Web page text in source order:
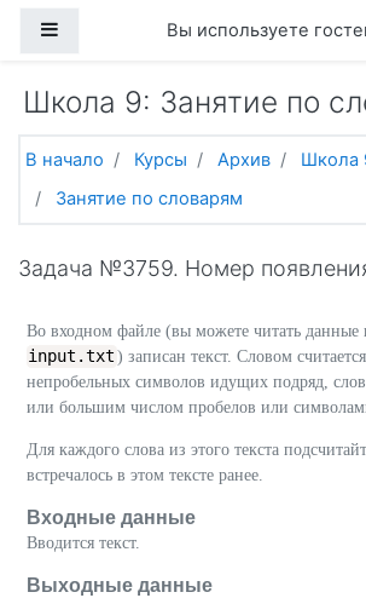
Боковая панельВы используете
Школа 9: Занятие по
В начало Курсы Архив Школа
Занятие по словарям
Задача №3759. Номер
Во входном файле (вы можете читать данные
input.txt ) записан текст. Словом
непробельных символов идущих подряд,
или большим числом пробелов или
Для каждого слова из этого текста
встречалось в этом тексте ранее.
Входные данные
Вводится текст.
Выходные данные